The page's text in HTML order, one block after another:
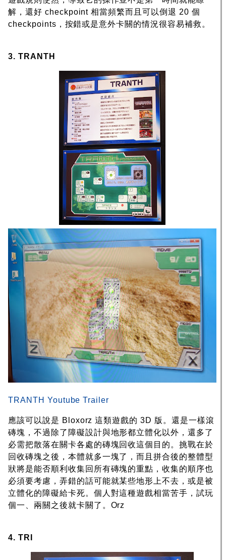
解，還好 checkpoint 相當頻繁而且可以倒退 20 個
checkpoints，按錯或是意外卡關的情況很容易補救。
3. TRANTH
TRANTH Youtube Trailer
應該可以說是 Bloxorz 這類遊戲的 3D 版。還是一樣滾
磚塊，不過除了障礙設計與地形都立體化以外，還多了
必需把散落在關卡各處的磚塊回收這個目的。挑戰在於
回收磚塊之後，本體就多一塊了，而且拼合後的整體型
狀將是能否順利收集回所有磚塊的重點，收集的順序也
必須要考慮，弄錯的話可能就某些地形上不去，或是被
立體化的障礙給卡死。個人對這種遊戲相當苦手，試玩
個一、兩關之後就卡關了。Orz
4. TRI